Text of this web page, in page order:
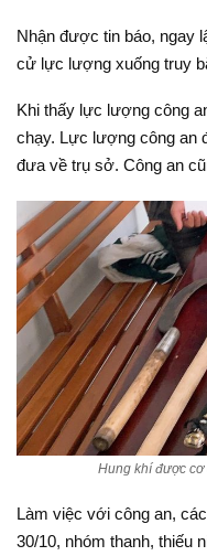
Nhận được tin báo, ngay
cử lực lượng xuống truy
Khi thấy lực lượng công
chạy. Lực lượng công an
đưa về trụ sở. Công an
Hung khí được cơ
Làm việc với công an,
30/10, nhóm thanh, thiếu